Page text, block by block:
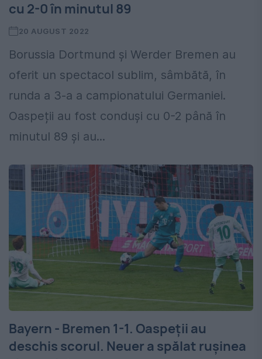
cu 2-0 în minutul 89
20 AUGUST 2022
Borussia Dortmund și Werder Bremen au
oferit un spectacol sublim, sâmbătă, în
runda a 3-a a campionatului Germaniei.
Oaspeții au fost conduși cu 0-2 până în
minutul 89 și au...
Bayern - Bremen 1-1. Oaspeţii au
deschis scorul. Neuer a spălat ruşinea